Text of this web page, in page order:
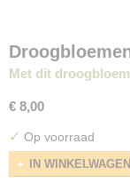
Met dit
€ 8,00
✓ Op voorraad
IN WINKELWAGEN